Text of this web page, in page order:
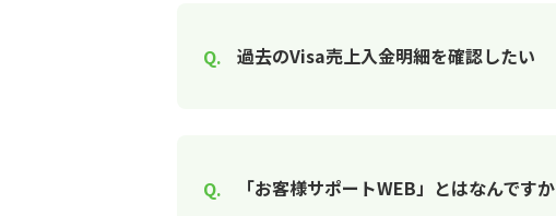
過去のVisa売上入金明細を確認したい
「お客様サポートWEB」とはなんですか